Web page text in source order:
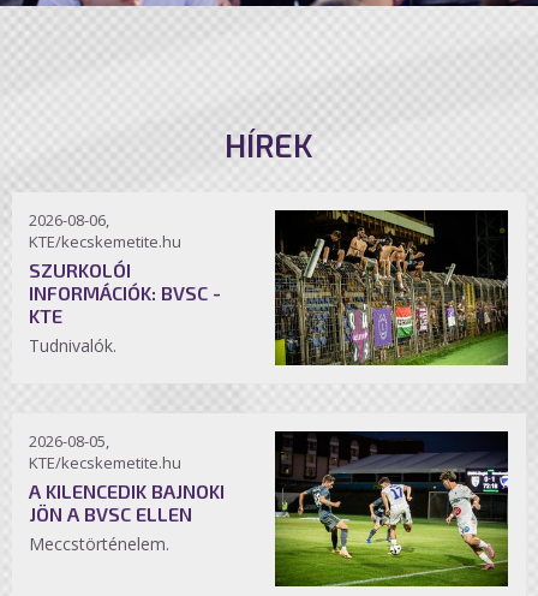
HÍREK
2026-08-06,
KTE/kecskemetite.hu
SZURKOLÓI
INFORMÁCIÓK: BVSC -
KTE
Tudnivalók.
2026-08-05,
KTE/kecskemetite.hu
A KILENCEDIK BAJNOKI
JÖN A BVSC ELLEN
Meccstörténelem.